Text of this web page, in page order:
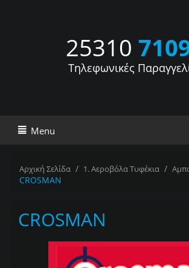
25310
Τηλεφωνικές
Menu
Αρχική Σελίδα / 1. Αεροβόλα Τυφέκια /
CROSMAN
CROSMAN